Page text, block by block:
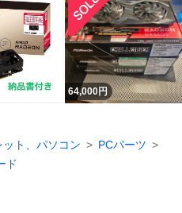
64,000円
ト、パソコン
PCパーツ
ド